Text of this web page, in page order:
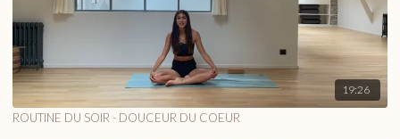
19:26
ROUTINE DU SOIR - DOUCEUR DU COEUR